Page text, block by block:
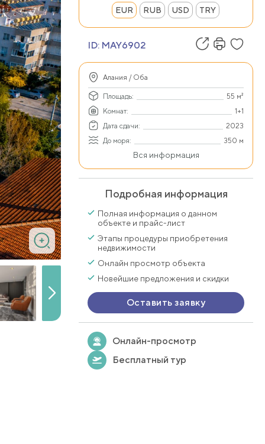
EUR RUB USD TRY
ID: MAY6902
Алания / Оба
Площадь:
55 м²
Комнат:
1+1
Дата сдачи:
2023
До моря:
350 м
Вся информация
Подробная информация
Полная информация о данном
объекте и прайс-лист
Этапы процедуры приобретения
недвижимости
Онлайн просмотр объекта
Новейшие предложения и скидки
Оставить заявку
Онлайн-просмотр
Бесплатный тур